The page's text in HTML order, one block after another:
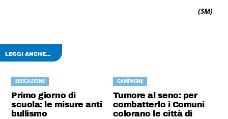
(SM)
LEGGI ANCHE...
EDUCAZIONE
Primo giorno di
scuola: le misure anti
bullismo
CAMPAGNE
Tumore al seno: per
combatterlo i Comuni
colorano le città di